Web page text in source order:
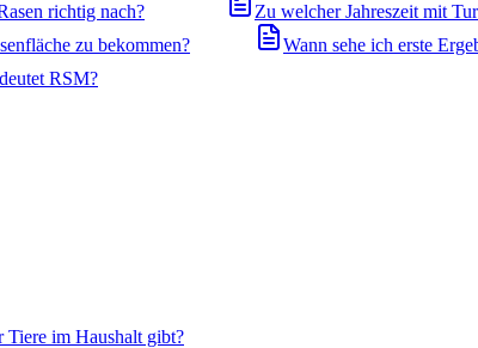
richtig nach?
Zu welcher Jahreszeit mit
zu bekommen?
Wann sehe ich erste
RSM?
Tiere im Haushalt gibt?